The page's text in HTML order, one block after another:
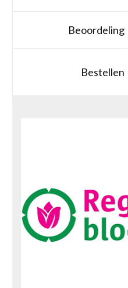
Beoordeling
Bestellen